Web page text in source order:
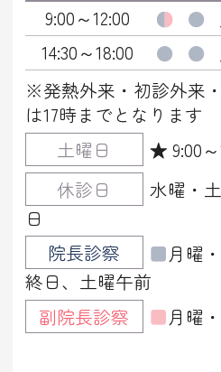
※発熱外来・初診外来
は17時までとなります
土曜日
★ 9:00～
休診日
水曜・
日
院長診察
■月曜
終日、土曜午前
副院長診察
■月曜
9:00～12:00
● ●
14:30～18:00
● ●